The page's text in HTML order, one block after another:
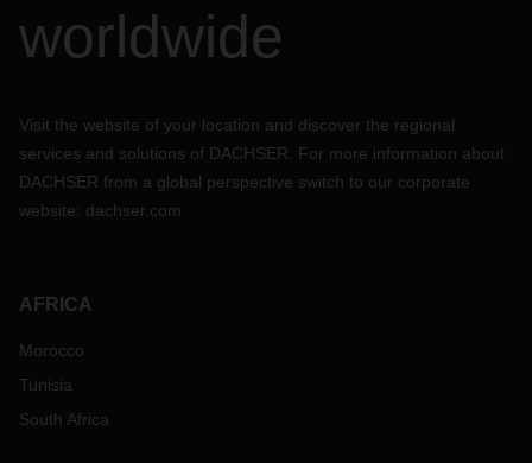
worldwide
Visit the website of your location and discover the regional
services and solutions of DACHSER. For more information about
DACHSER from a global perspective switch to our corporate
website: dachser.com
AFRICA
Morocco
Tunisia
South Africa